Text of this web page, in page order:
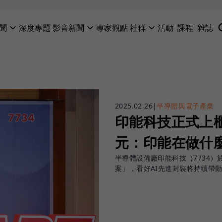
深度專題 影音新聞 專家觀點社群 活動 課程 雜誌
2025.02.26|半導體與電子產業
印能科技正式上
元：印能在做什
半導體設備廠印能科技（7734）
案」，看好AI先進封裝將持續帶